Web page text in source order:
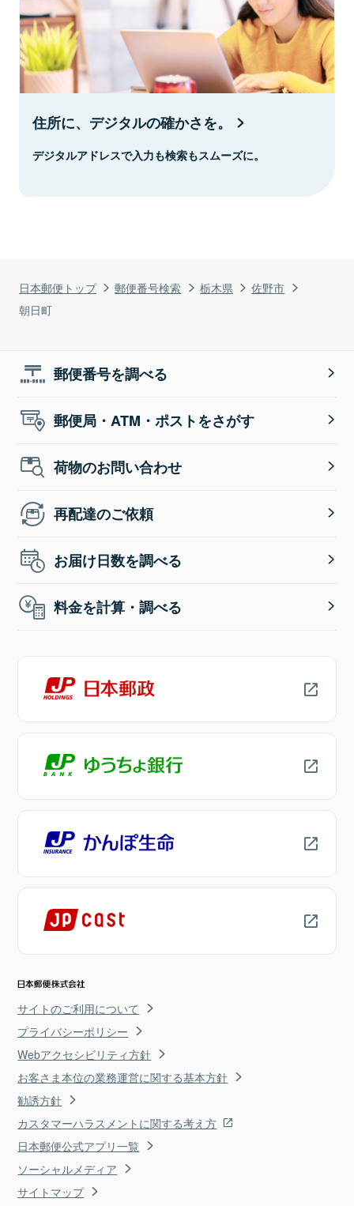
日本郵便トップ 郵便番号検索 栃木県
佐野市
朝日町
住所に、デジタルの確かさを。
デジタルアドレスで入力も検索もスムーズに。
郵便番号を調べる
郵便局・ATM・ポストをさがす
荷物のお問い合わせ
再配達のご依頼
お届け日数を調べる
料金を計算・調べる
サイトのご利用について
プライバシーポリシー
Webアクセシビリティ方針
お客さま本位の業務運営に関する基本方針
勧誘方針
カスタマーハラスメントに関する考え方
日本郵便公式アプリ一覧
ソーシャルメディア
サイトマップ